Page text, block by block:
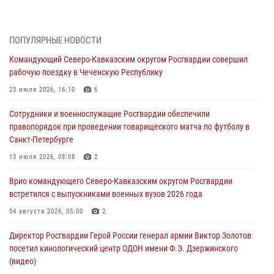
второй годовщине вторжения ВСУ на территорию области
06 августа 2026, 11:56
угрожавшего подростку травматическим пистолетом
06 августа 2026, 11:33 1
В Зауралье при содействии СОБР Росгвардии ликвидирована
06 августа 2026, 11:27
В Москве росгвардейцы задержали троих мужчин, устроивших
06 августа 2026, 11:20 1
ПОПУЛЯРНЫЕ НОВОСТИ
Командующий Северо-Кавказским округом Росгвардии совершил
рабочую поездку в Чеченскую Республику
23 июля 2026, 16:10 6
Сотрудники и военнослужащие Росгвардии обеспечили
правопорядок при проведении товарищеского матча по футболу в
Санкт-Петербурге
13 июля 2026, 08:08 2
Врио командующего Северо-Кавказским округом Росгвардии
встретился с выпускниками военных вузов 2026 года
04 августа 2026, 05:00 2
Директор Росгвардии Герой России генерал армии Виктор Золотов
посетил кинологический центр ОДОН имени Ф.Э. Дзержинского
(видео)